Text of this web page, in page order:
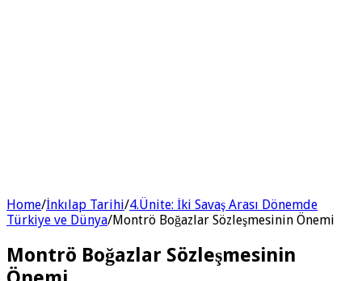
Home/İnkılap Tarihi/4.Ünite: İki Savaş Arası Dönemde
Türkiye ve Dünya/Montrö Boğazlar Sözleşmesinin Önemi
Montrö Boğazlar Sözleşmesinin